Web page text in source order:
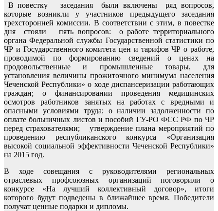
В повестку заседания были включены ряд вопросов,
которые возникли у участников предыдущего заседания
трехсторонней комиссии. В соответствии с этим, в повестке
дня стояли пять вопросов: о работе территориального
органа Федеральной службы Государственной статистики по
ЧР и Государственного комитета цен и тарифов ЧР о работе,
проводимой по формированию сведений о ценах на
продовольственные и промышленные товары, для
установления величины прожиточного минимума населения
Чеченской Республики» о ходе диспансеризации работающих
граждан; о финансировании проведения медицинских
осмотров работников занятых на работах с вредными и
опасными условиями труда; о наличии задолженности по
оплате больничных листов и пособий ГУ-РО ФСС РФ по ЧР
перед страхователями; утверждение плана мероприятий по
проведению республиканского конкурса «Организация
высокой социальной эффективности Чеченской Республики»
на 2015 год.
В ходе совещания с руководителями региональных
отраслевых профсоюзных организаций поговорили о
конкурсе «На лучший коллективный договор», итоги
которого будут подведены в ближайшее время. Победители
получат ценные подарки и дипломы.